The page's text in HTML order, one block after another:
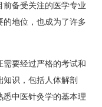
备受关注的医学专业
地位，也成为了许多
要经过严格的考试和
识，包括人体解剖
中医针灸学的基本理